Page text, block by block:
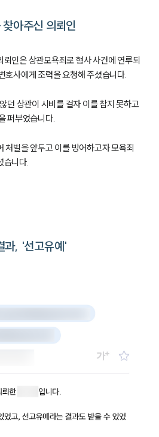
아주신 의뢰인
인은 상관모욕죄로 형사 사건에 연루되
호사에게 조력을 요청해 주셨습니다.
던 상관이 시비를 걸자 이를 참지 못하고
퍼부었습니다.
처벌을 앞두고 이를 방어하고자 모욕죄
습니다.
과, '선고유예'